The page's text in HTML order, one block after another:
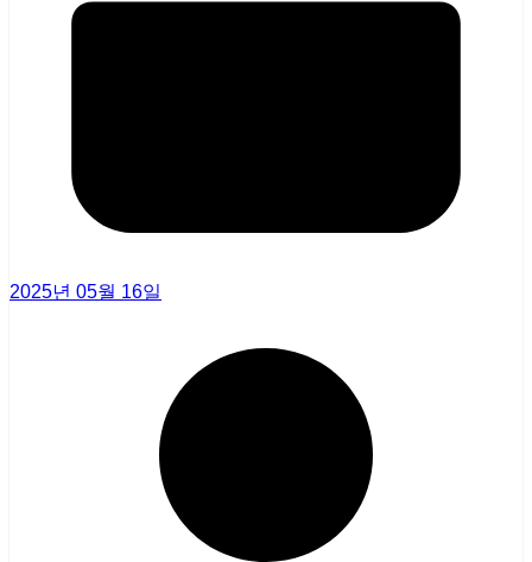
2025년 05월 16일